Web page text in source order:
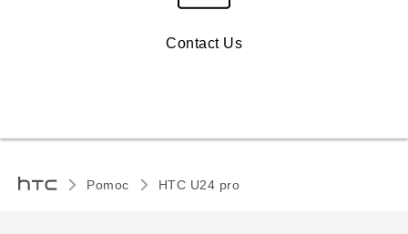
Contact Us
Pomoc HTC U24 pro‎